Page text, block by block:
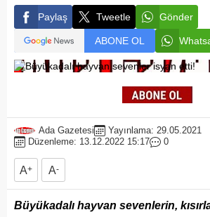
Paylaş Tweetle Gönder
ABONE OL
Ada Gazetesi
Yayınlama: 29.05.2021
Düzenleme: 13.12.2022 15:17
0
A+ A-
Büyükadalı hayvan sevenlerin,